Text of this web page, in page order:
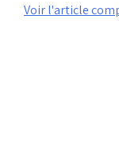
Voir l'article